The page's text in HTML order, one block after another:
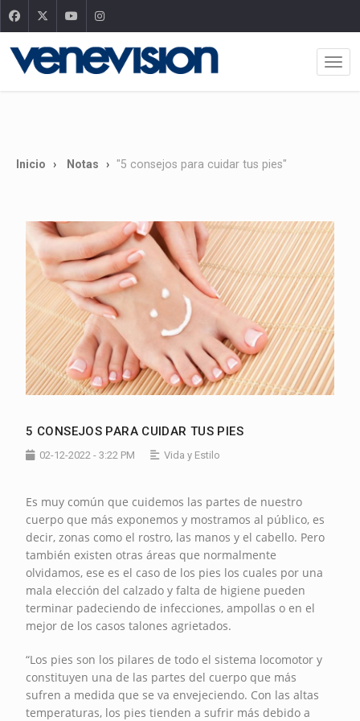
Inicio Notas "5 consejos para cuidar tus pies"
5 CONSEJOS PARA CUIDAR TUS PIES
02-12-2022 - 3:22 PM Vida y Estilo
Es muy común que cuidemos las partes de nuestro
cuerpo que más exponemos y mostramos al público, es
decir, zonas como el rostro, las manos y el cabello. Pero
también existen otras áreas que normalmente
olvidamos, ese es el caso de los pies los cuales por una
mala elección del calzado y falta de higiene pueden
terminar padeciendo de infecciones, ampollas o en el
mejor de los casos talones agrietados.
“Los pies son los pilares de todo el sistema locomotor y
constituyen una de las partes del cuerpo que más
sufren a medida que se va envejeciendo. Con las altas
temperaturas, los pies tienden a sufrir más debido a